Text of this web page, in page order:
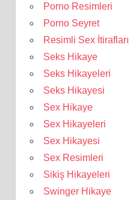
Porno Resimleri
Porno Seyret
Resimli Sex İtirafları
Seks Hikaye
Seks Hikayeleri
Seks Hikayesi
Sex Hikaye
Sex Hikayeleri
Sex Hikayesi
Sex Resimleri
Sikiş Hikayeleri
Swinger Hikaye